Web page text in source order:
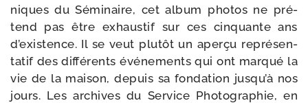
niques du Séminaire, cet album pho­tos ne pré­
tend pas être exhaus­tif sur ces cin­quante ans
d’existence. Il se veut plu­tôt un aper­çu repré­sen­
ta­tif des dif­fé­rents évé­ne­ments qui ont mar­qué la
vie de la mai­son, depuis sa fon­da­tion jusqu’à nos
jours. Les archives du Service Photographie, en